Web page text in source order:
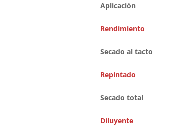
Aplicación
Rendimiento
Secado al tacto
Repintado
Secado total
Diluyente